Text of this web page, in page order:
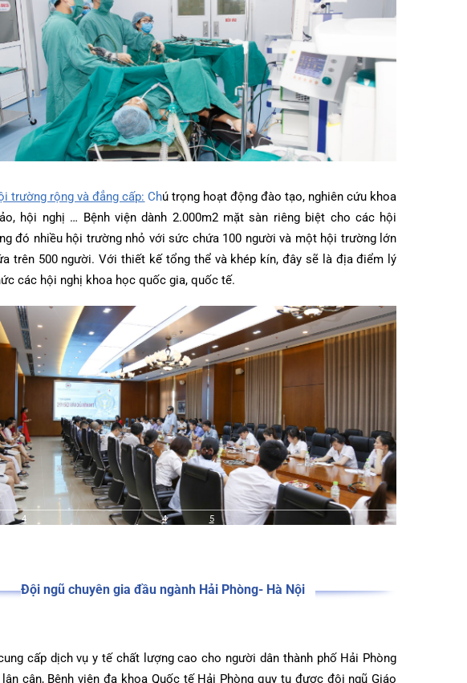
hội trường rộng và đẳng cấp:Chú trọng hoạt động đào tạo, nghiên cứu khoa
thảo, hội nghị … Bệnh viện dành 2.000m2 mặt sàn riêng biệt cho các hội
Trong đó nhiều hội trường nhỏ với sức chứa 100 người và một hội trường lớn
chứa trên 500 người. Với thiết kế tổng thể và khép kín, đây sẽ là địa điểm lý
tổ chức các hội nghị khoa học quốc gia, quốc tế.